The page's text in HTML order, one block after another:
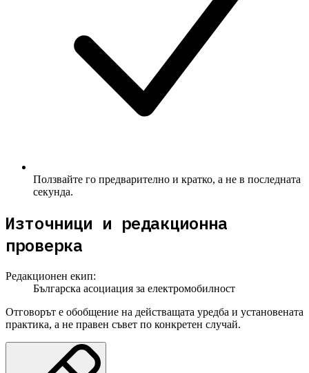
Ползвайте го предварително и кратко, а не в последната
секунда.
Източници и редакционна
проверка
Редакционен екип:
Българска асоциация за електромобилност
Отговорът е обобщение на действащата уредба и установената
практика, а не правен съвет по конкретен случай.